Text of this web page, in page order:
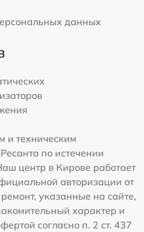
данных
и техническим
по истечении
центр в Кирове работает
авторизации от
указанные на сайте,
характер и
согласно п. 2 ст. 437